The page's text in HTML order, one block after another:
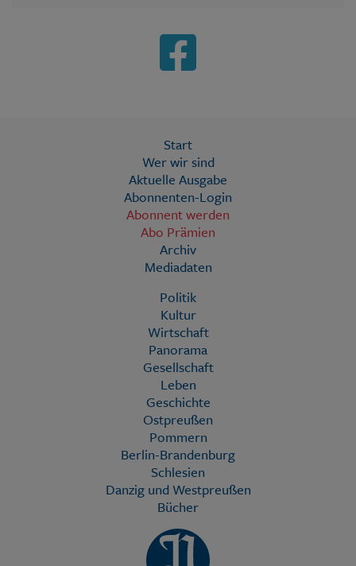
Start
Wer wir sind
Aktuelle Ausgabe
Abonnenten-Login
Abonnent werden
Abo Prämien
Archiv
Mediadaten
Politik
Kultur
Wirtschaft
Panorama
Gesellschaft
Leben
Geschichte
Ostpreußen
Pommern
Berlin-Brandenburg
Schlesien
Danzig und Westpreußen
Bücher